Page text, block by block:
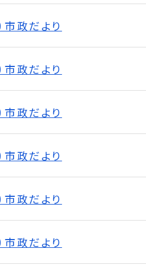
政だより
政だより
政だより
政だより
政だより
政だより